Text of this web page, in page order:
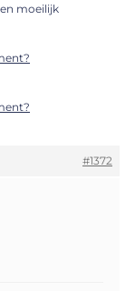
moeilijk
#1372